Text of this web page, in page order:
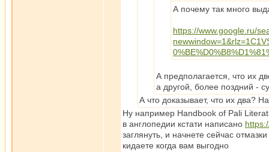
А почему так много
https://www.google.ru/
А предполагается, что их
а другой, более поздний -
А что доказывает, что их два?
Ну например Handbook of Pali
в англопедии кстати написано
заглянуть, и начнете сейчас
кидаете когда вам выгодно